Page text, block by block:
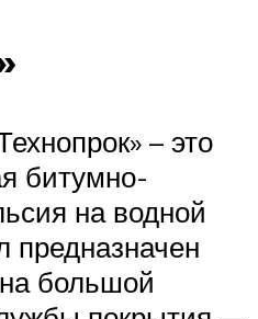
– это
битумно-
на водной
предназначен
большой